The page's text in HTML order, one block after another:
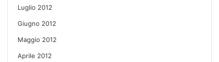
Luglio 2012
Giugno 2012
Maggio 2012
Aprile 2012